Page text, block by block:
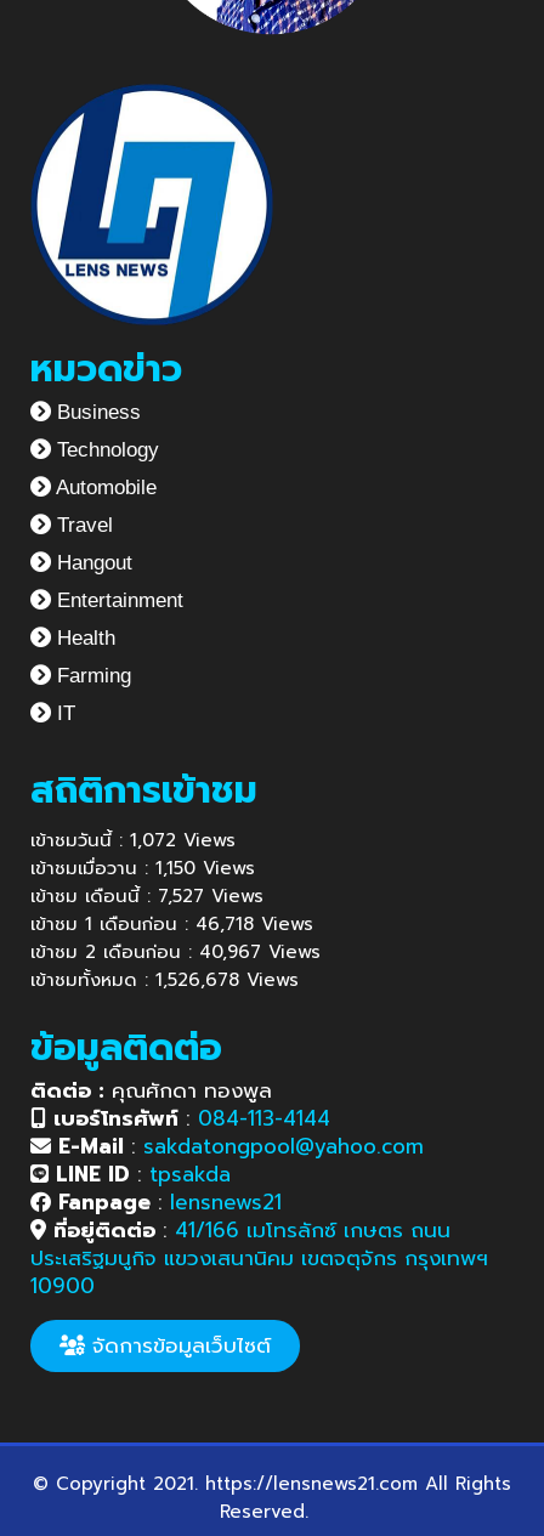
หมวดข่าว
Business
Technology
Automobile
Travel
Hangout
Entertainment
Health
Farming
IT
สถิติการเข้าชม
เข้าชมวันนี้ : 1,072 Views
เข้าชมเมื่อวาน : 1,150 Views
เข้าชม เดือนนี้ : 7,527 Views
เข้าชม 1 เดือนก่อน : 46,718 Views
เข้าชม 2 เดือนก่อน : 40,967 Views
เข้าชมทั้งหมด : 1,526,678 Views
ข้อมูลติดต่อ
ติดต่อ : คุณศักดา ทองพูล
เบอร์โทรศัพท์ : 084-113-4144
E-Mail : sakdatongpool@yahoo.com
LINE ID : tpsakda
Fanpage : lensnews21
ที่อยู่ติดต่อ : 41/166 เมโทรลักซ์ เกษตร ถนน
ประเสริฐมนูกิจ แขวงเสนานิคม เขตจตุจักร กรุงเทพฯ
10900
จัดการข้อมูลเว็บไซต์
© Copyright 2021. https://lensnews21.com All Rights
Reserved.